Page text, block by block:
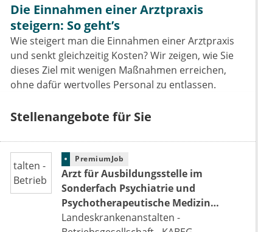
Die Einnahmen einer Arztpraxis
steigern: So geht’s
Wie steigert man die Einnahmen einer Arztpraxis
und senkt gleichzeitig Kosten? Wir zeigen, wie Sie
dieses Ziel mit wenigen Maßnahmen erreichen,
ohne dafür wertvolles Personal zu entlassen.
Stellenangebote für Sie
PremiumJob
Arzt für Ausbildungsstelle im
Sonderfach Psychiatrie und
Psychotherapeutische Medizin
(m/w/d)
Landeskrankenanstalten -